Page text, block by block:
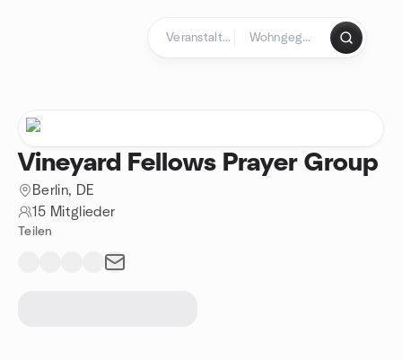
Vineyard Fellows Prayer Group
Berlin, DE
15 Mitglieder
Teilen